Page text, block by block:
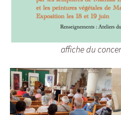
affiche du